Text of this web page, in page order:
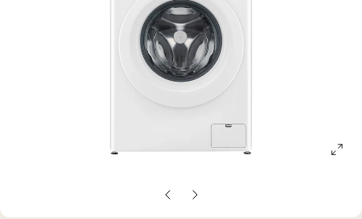
VorherigeNächste